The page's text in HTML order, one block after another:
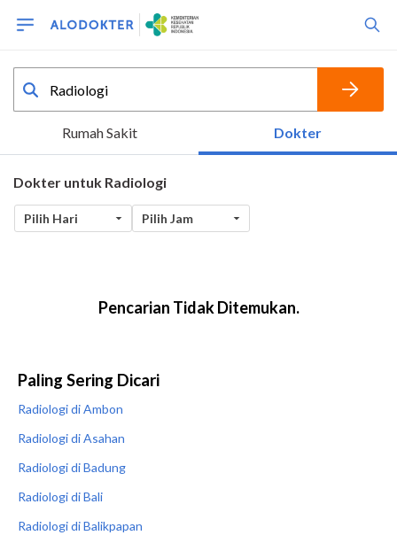
Paling Sering Dicari
Radiologi di Ambon
Radiologi di Asahan
Radiologi di Badung
Radiologi di Bali
Radiologi di Balikpapan